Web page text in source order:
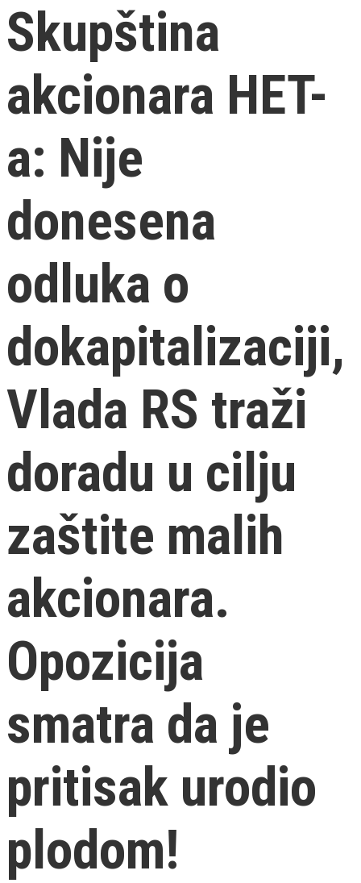
Skupština
akcionara HET-
a: Nije
donesena
odluka o
dokapitalizaciji,
Vlada RS traži
doradu u cilju
zaštite malih
akcionara.
Opozicija
smatra da je
pritisak urodio
plodom!